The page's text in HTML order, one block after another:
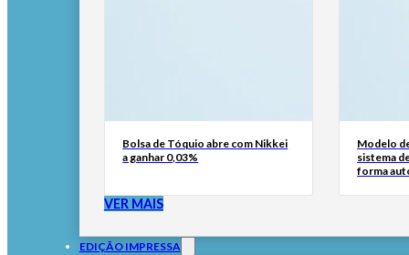
Bolsa de Tóquio abre com Nikkei
a ganhar 0,03%
Modelo
sistema
forma
VER MAIS
EDIÇÃO IMPRESSA